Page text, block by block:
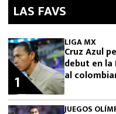
LAS FAVS
LIGA MX
Cruz Azul
debut en la
al
1
JUEGOS